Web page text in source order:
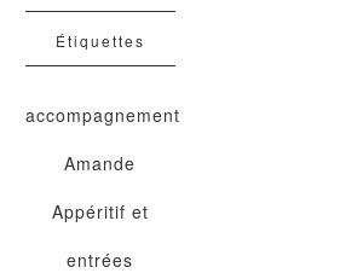
Étiquettes
accompagnement
Amande
Appéritif et
entrées